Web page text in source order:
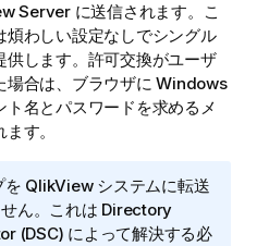
Serverに送信されます。こ
煩わしい設定なしでシングル
供します。許可交換がユーザ
場合は、ブラウザに Windows
名とパスワードを求めるメ
す。
を QlikViewシステムに転送
ん。これは Directory
(DSC) によって解決する必